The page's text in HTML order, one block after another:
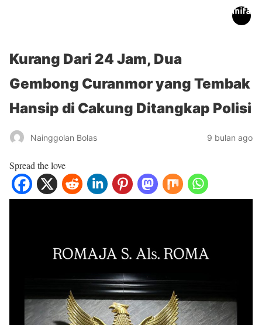
Kurang Dari 24 Jam, Dua
Gembong Curanmor yang Tembak
Hansip di Cakung Ditangkap Polisi
Nainggolan Bolas 9 bulan ago
Spread the love